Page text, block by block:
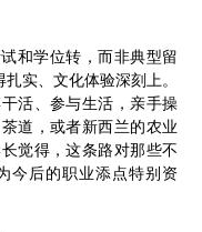
和学位转，而非典型留
实、文化体验深刻上。
活、参与生活，亲手操
道，或者新西兰的农业
觉得，这条路对那些不
今后的职业添点特别资